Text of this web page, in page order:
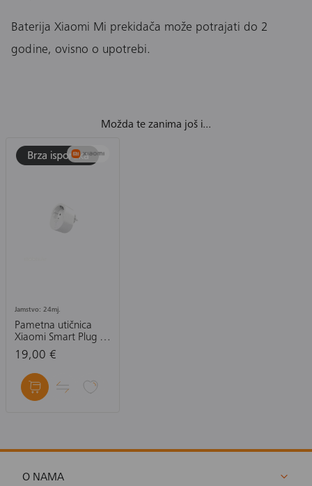
Baterija Xiaomi Mi prekidača može potrajati do 2
godine, ovisno o upotrebi.
Možda te zanima još i...
Jamstvo: 24mj.
Pametna utičnica
Xiaomi Smart Plug 2
Wi-Fi EU
19,00 €
O NAMA